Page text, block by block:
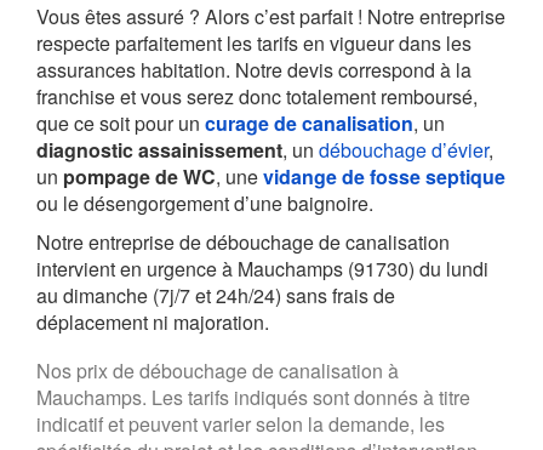
Vous êtes assuré ? Alors c’est parfait ! Notre entreprise
respecte parfaitement les tarifs en vigueur dans les
assurances habitation. Notre devis correspond à la
franchise et vous serez donc totalement remboursé,
que ce soit pour un curage de canalisation, un
diagnostic assainissement, un débouchage d’évier,
un pompage de WC, unevidange de fosse septique
ou le désengorgement d’une baignoire.
Notre entreprise de débouchage de canalisation
intervient en urgence à Mauchamps (91730) du lundi
au dimanche (7j/7 et 24h/24) sans frais de
déplacement ni majoration.
Nos prix de débouchage de canalisation à
Mauchamps. Les tarifs indiqués sont donnés à titre
indicatif et peuvent varier selon la demande, les